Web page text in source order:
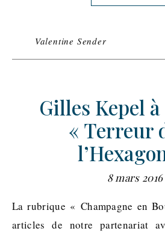
Valentine Sender
Gilles Kepel
« Terreur
8 mars 2016
La rubrique « Champagne en Boutmy » regroupe les
articles de notre partenariat